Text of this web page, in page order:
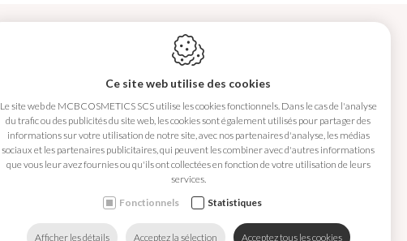
MCBCOSMETICS SCS
Noville-sur-Méhaigne
Ce site web utilise des cookies
Le site web de MCBCOSMETICS SCS utilise les cookies fonctionnels. Dans le cas de l'analyse
du trafic ou des publicités du site web, les cookies sont également utilisés pour partager des
informations sur votre utilisation de notre site, avec nos partenaires d'analyse, les médias
sociaux et les partenaires publicitaires, qui peuvent les combiner avec d'autres informations
que vous leur avez fournies ou qu'ils ont collectées en fonction de votre utilisation de leurs
services.
Fonctionnels
Statistiques
Afficher les détails Acceptez la sélection Acceptez tous les cookies